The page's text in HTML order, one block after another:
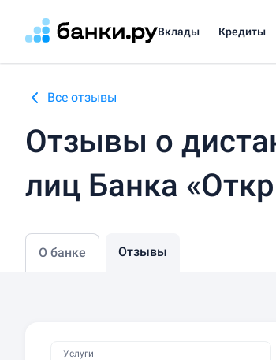
Вклады Кредиты
Все отзывы
Отзывы о
лиц Банка
О банке Отзывы
Услуги